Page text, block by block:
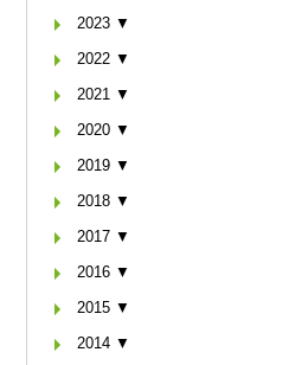
2023 ▼
2022 ▼
2021 ▼
2020 ▼
2019 ▼
2018 ▼
2017 ▼
2016 ▼
2015 ▼
2014 ▼